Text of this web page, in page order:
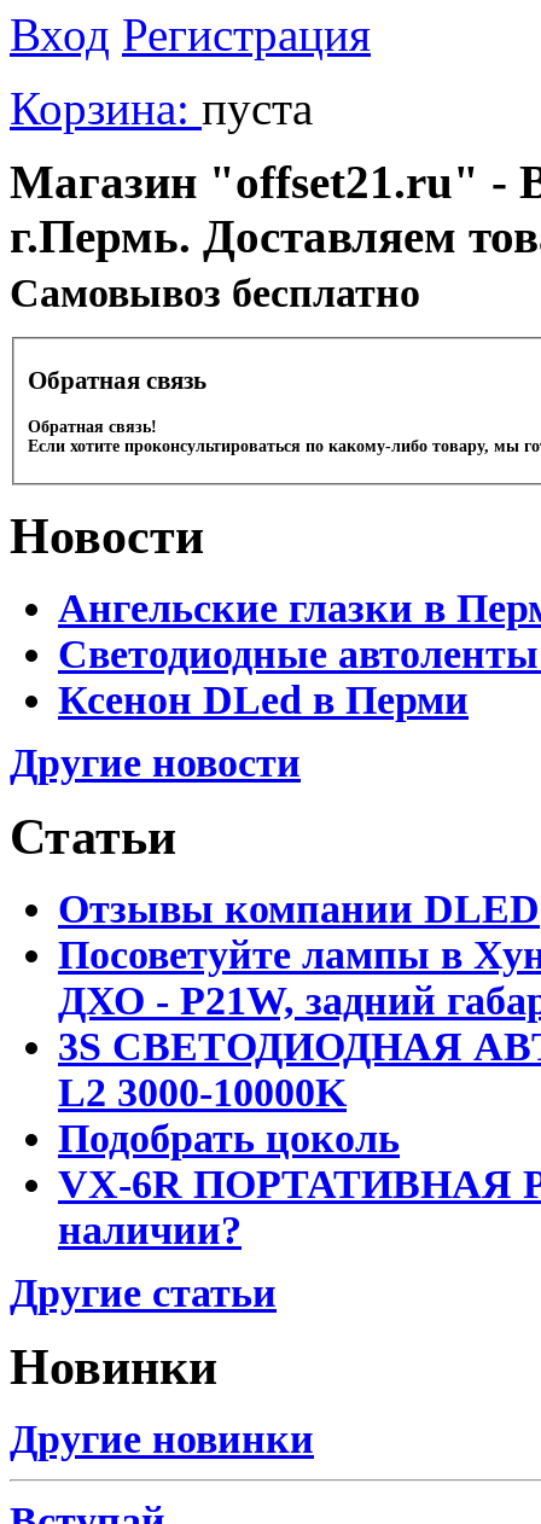
Вход Регистрация
Корзина: пуста
Магазин "offset21.ru" -
г.Пермь. Доставляем
Cамовывоз бесплатно
Обратная связь
Обратная связь!
Если хотите проконсультироваться по какому-либо товару, мы
Новости
Ангельские глазки в
Светодиодные
Ксенон DLed в Перми
Другие новости
Статьи
Отзывы компании DLED
Посоветуйте лампы в
ДХО - P21W, задний
3S СВЕТОДИОДНАЯ
L2 3000-10000K
Подобрать цоколь
VX-6R ПОРТАТИВНАЯ
наличии?
Другие статьи
Новинки
Другие новинки